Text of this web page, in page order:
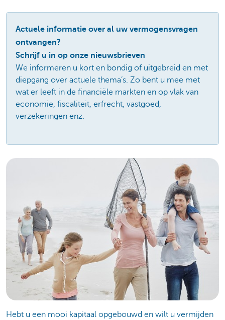
Actuele informatie over al uw vermogensvragen
ontvangen?
Schrijf u in op onze nieuwsbrieven
We informeren u kort en bondig of uitgebreid en met
diepgang over actuele thema’s. Zo bent u mee met
wat er leeft in de financiële markten en op vlak van
economie, fiscaliteit, erfrecht, vastgoed,
verzekeringen enz.
Hebt u een mooi kapitaal opgebouwd en wilt u vermijden